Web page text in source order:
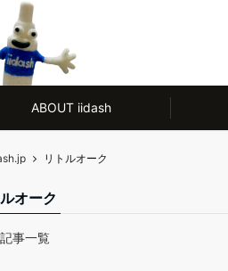
ABOUT iidash
リトルオーク
オーク
事一覧